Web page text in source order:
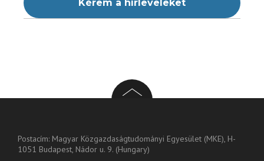
Postacím: Magyar Közgazdaságtudományi Egyesület (MKE), H-
1051 Budapest, Nádor u. 9. (Hungary)